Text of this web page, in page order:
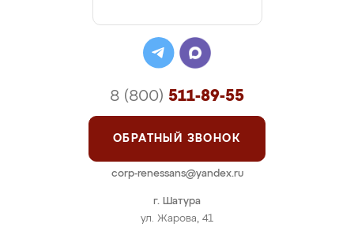
г. Шатура
ул. Жарова, 41
8 (800) 511-89-55
ОБРАТНЫЙ ЗВОНОК
corp-renessans@yandex.ru